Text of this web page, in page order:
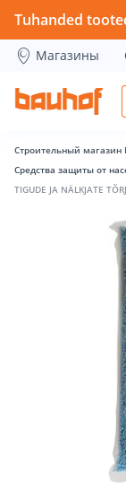
TIGUDE JA
Tuhanded
Магазины
Строительный магазин
Средства защиты от
TIGUDE JA NÄLKJATE